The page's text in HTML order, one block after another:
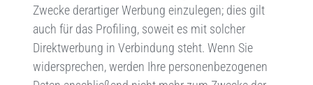
Zwecke derartiger Werbung einzulegen; dies gilt
auch für das Profiling, soweit es mit solcher
Direktwerbung in Verbindung steht. Wenn Sie
widersprechen, werden Ihre personenbezogenen